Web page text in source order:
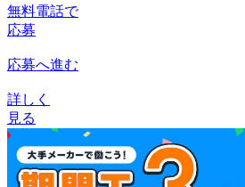
無料電話で
応募
応募へ進む
詳しく
見る